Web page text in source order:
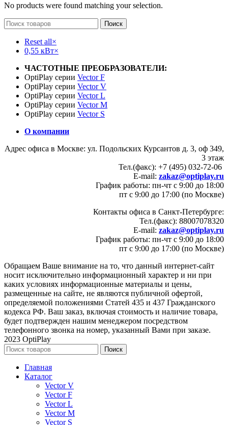
No products were found matching your selection.
Поиск
Reset all×
0,55 кВт×
ЧАСТОТНЫЕ ПРЕОБРАЗОВАТЕЛИ:
OptiPlay серии Vector F
OptiPlay серии Vector V
OptiPlay серии Vector L
OptiPlay серии Vector M
OptiPlay серии Vector S
О компании
Адрес офиса в Москве: ул. Подольских Курсантов д. 3, оф 349,
3 этаж
Тел.(факс): +7 (495) 032-72-06
E-mail: zakaz@optiplay.ru
График работы: пн-чт с 9:00 до 18:00
пт с 9:00 до 17:00 (по Москве)
Контакты офиса в Санкт-Петербурге:
Тел.(факс): 88007078320
E-mail: zakaz@optiplay.ru
График работы: пн-чт с 9:00 до 18:00
пт с 9:00 до 17:00 (по Москве)
Обращаем Ваше внимание на то, что данный интернет-сайт
носит исключительно информационный характер и ни при
каких условиях информационные материалы и цены,
размещенные на сайте, не являются публичной офертой,
определяемой положениями Статей 435 и 437 Гражданского
кодекса РФ. Ваш заказ, включая стоимость и наличие товара,
будет подтвержден нашим менеджером посредством
телефонного звонка на номер, указанный Вами при заказе.
2023 OptiPlay
Поиск
Главная
Каталог
Vector V
Vector F
Vector L
Vector M
Vector S